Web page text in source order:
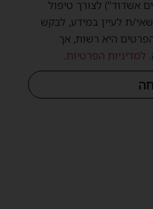
אשדוד") לצורך טיפול
ת לעיין במידע, לבקש
היא רשות, אך
למדיניות הפרטיות.